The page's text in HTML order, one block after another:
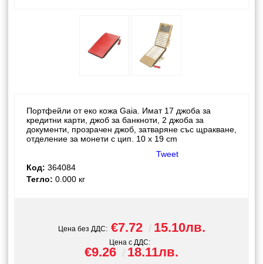
Портфейли от еко кожа Gaia. Имат 17 джоба за
кредитни карти, джоб за банкноти, 2 джоба за
документи, прозрачен джоб, затваряне със щракване,
отделение за монети с цип. 10 x 19 cm
Tweet
Код: 364084
Тегло: 0.000 кг
Цена без ДДС: €7.72 15.10лв.
Цена с ДДС:
€9.26 18.11лв.